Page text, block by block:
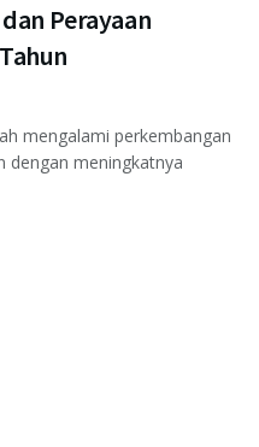
Perayaan
mengalami perkembangan
dengan meningkatnya